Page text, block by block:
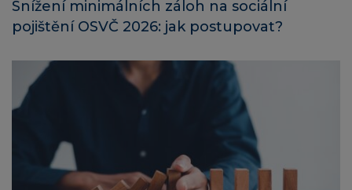
Snížení minimálních záloh na sociální
pojištění OSVČ 2026: jak postupovat?